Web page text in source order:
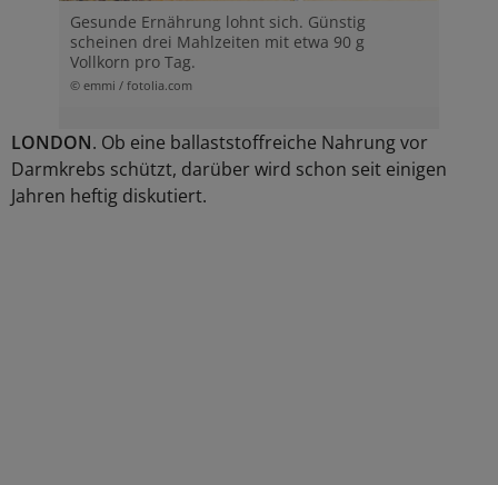
Gesunde Ernährung lohnt sich. Günstig
scheinen drei Mahlzeiten mit etwa 90 g
Vollkorn pro Tag.
© emmi / fotolia.com
LONDON. Ob eine ballaststoffreiche Nahrung vor
Darmkrebs schützt, darüber wird schon seit einigen
Jahren heftig diskutiert.